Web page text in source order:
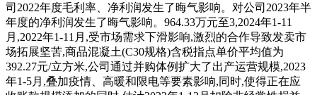
司2022年度毛利率、净利润发生了晦气影响。对公司2023年半
年度的净利润发生了晦气影响。964.33万元至3,2024年1-11
月,2022年1-11月,受市场需求下滑影响,激烈的合作导致发卖市
场拓展坚苦,商品混凝土(C30规格)含税指点单价平均值为
392.27元/立方米,公司通过并购体例扩大了出产运营规模,2023
年1-5月,叠加疫情、高暖和限电等要素影响,同时,使得正在应